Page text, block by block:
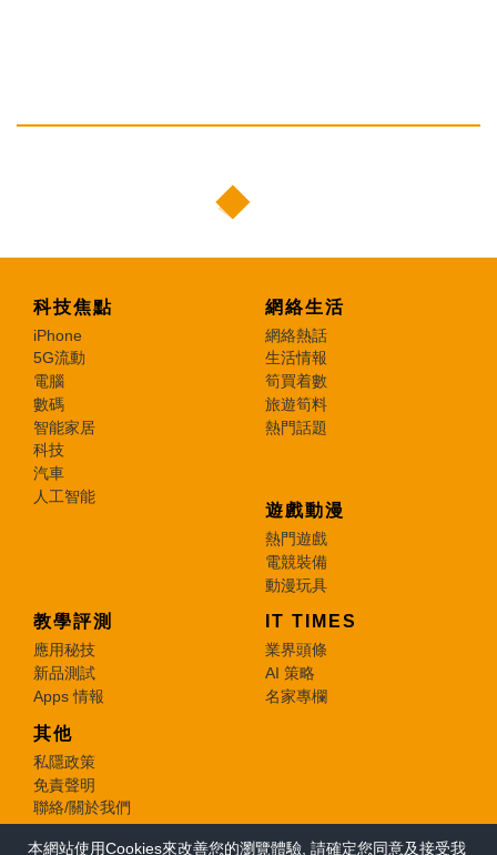
科技焦點
iPhone
5G流動
電腦
數碼
智能家居
科技
汽車
人工智能
網絡生活
網絡熱話
生活情報
筍買着數
旅遊筍料
熱門話題
遊戲動漫
熱門遊戲
電競裝備
動漫玩具
教學評測
應用秘技
新品測試
Apps 情報
IT TIMES
業界頭條
AI 策略
名家專欄
其他
私隱政策
免責聲明
聯絡/關於我們
© 2026 e-zone. All Rights Reserved.
本網站使用Cookies來改善您的瀏覽體驗, 請確定您同意及接受我